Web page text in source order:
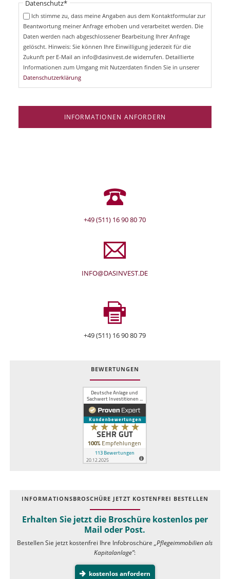
f
Pflichtfeld
Datenschutz*
Ich stimme zu, dass meine Angaben aus dem Kontaktformular zur
Beantwortung meiner Anfrage erhoben und verarbeitet werden. Die
Daten werden nach abgeschlossener Bearbeitung Ihrer Anfrage
gelöscht. Hinweis: Sie können Ihre Einwilligung jederzeit für die
Zukunft per E-Mail an info@dasinvest.de widerrufen. Detaillierte
Informationen zum Umgang mit Nutzerdaten finden Sie in unserer
Datenschutzerklärung
INFORMATIONEN ANFORDERN
+49 (511) 16 90 80 70
INFO@DASINVEST.DE
+49 (511) 16 90 80 79
BEWERTUNGEN
INFOR­MATIONS­BROSCHÜRE JETZT KOSTEN­FREI BESTELLEN
Erhalten Sie jetzt die Broschüre kostenlos per
Mail oder Post.
Bestellen Sie jetzt kostenfrei Ihre Infobroschüre„Pflegeimmobilien als
Kapitalanlage”:
kostenlos anfordern